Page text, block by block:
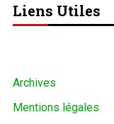
Liens Utiles
Archives
Mentions légales